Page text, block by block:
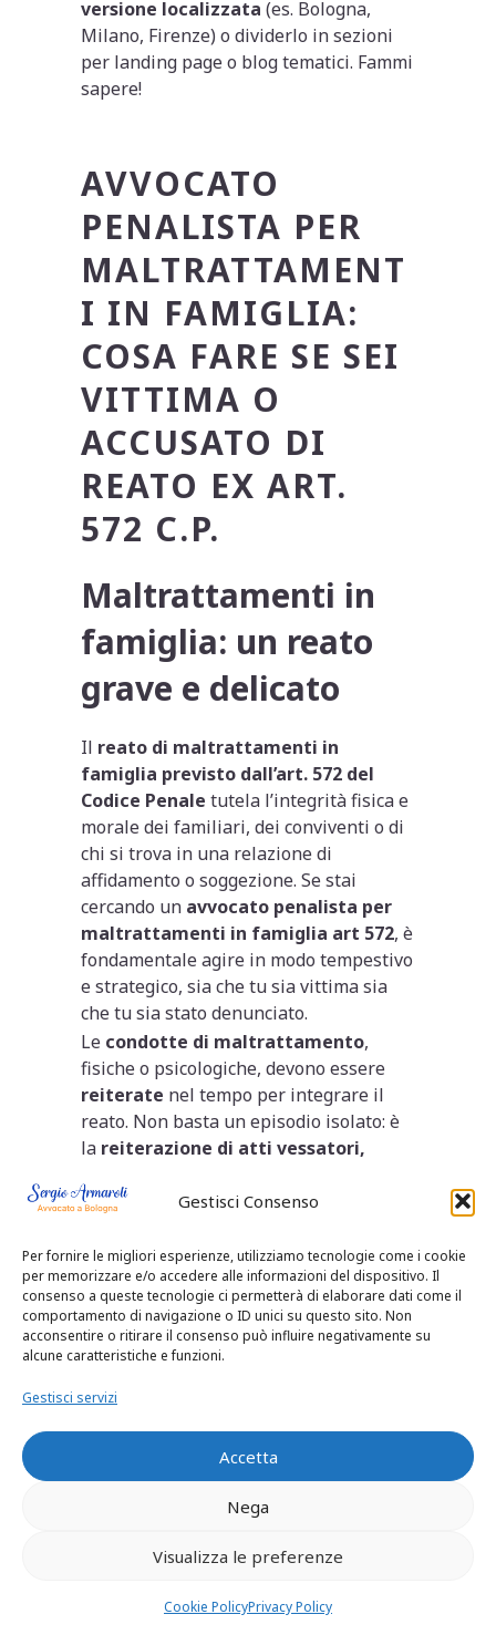
Gestisci Consenso
Per fornire le migliori esperienze, utilizziamo tecnologie come i cookie
per memorizzare e/o accedere alle informazioni del dispositivo. Il
consenso a queste tecnologie ci permetterà di elaborare dati come il
comportamento di navigazione o ID unici su questo sito. Non
acconsentire o ritirare il consenso può influire negativamente su
alcune caratteristiche e funzioni.
Gestisci servizi
Accetta
Nega
Visualizza le preferenze
Cookie PolicyPrivacy Policy
versione localizzata (es. Bologna,
Milano, Firenze) o dividerlo in sezioni
per landing page o blog tematici. Fammi
sapere!
AVVOCATO
PENALISTA PER
MALTRATTAMENT
I IN FAMIGLIA:
COSA FARE SE SEI
VITTIMA O
ACCUSATO DI
REATO EX ART.
572 C.P.
Maltrattamenti in
famiglia: un reato
grave e delicato
Il reato di maltrattamenti in
famiglia previsto dall’art. 572 del
Codice Penale tutela l’integrità fisica e
morale dei familiari, dei conviventi o di
chi si trova in una relazione di
affidamento o soggezione. Se stai
cercando un avvocato penalista per
maltrattamenti in famiglia art 572, è
fondamentale agire in modo tempestivo
e strategico, sia che tu sia vittima sia
che tu sia stato denunciato.
Le condotte di maltrattamento,
fisiche o psicologiche, devono essere
reiterate nel tempo per integrare il
reato. Non basta un episodio isolato: è
la reiterazione di atti vessatori,
configurare il delitto.
Come denunciare
maltrattamenti in
famiglia art 572
Molte vittime si chiedonocome
denunciare maltrattamenti in
soprattutto quando temono ritorsioni o
può essere presentata:
alla Polizia o ai Carabinieri,